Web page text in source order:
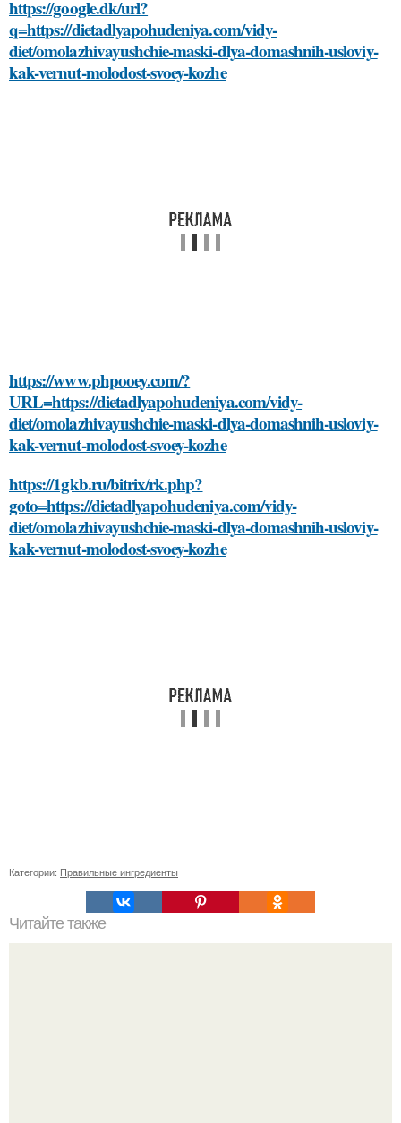
https://google.dk/url?
q=https://dietadlyapohudeniya.com/vidy-
diet/omolazhivayushchie-maski-dlya-domashnih-usloviy-
kak-vernut-molodost-svoey-kozhe
https://www.phpooey.com/?
URL=https://dietadlyapohudeniya.com/vidy-
diet/omolazhivayushchie-maski-dlya-domashnih-usloviy-
kak-vernut-molodost-svoey-kozhe
https://1gkb.ru/bitrix/rk.php?
goto=https://dietadlyapohudeniya.com/vidy-
diet/omolazhivayushchie-maski-dlya-domashnih-usloviy-
kak-vernut-molodost-svoey-kozhe
Категории: Правильные ингредиенты
Читайте также